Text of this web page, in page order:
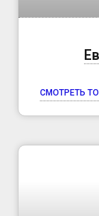
СМОТРЕТЬ